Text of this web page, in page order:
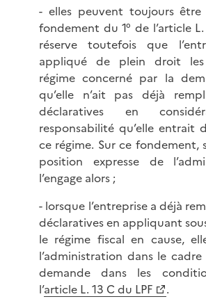
- elles peuvent toujours être
fondement du 1° de l’article
réserve toutefois que
appliqué de plein droit
régime concerné par la
qu’elle n’ait pas déjà
déclaratives en
responsabilité qu’elle entrait
ce régime. Sur ce fondement,
position expresse de
l’engage alors ;
- lorsque l’entreprise a déjà
déclaratives en appliquant
le régime fiscal en cause,
l’administration dans le
demande dans les
l’article L. 13 C du LPF .